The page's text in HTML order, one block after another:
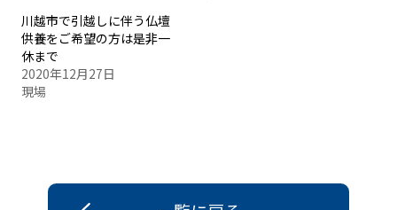
川越市で引越しに伴う仏壇
供養をご希望の方は是非一
休まで
2020年12月27日
現場